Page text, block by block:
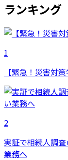
ランキング
1
【緊急！災害対
2
実証で相続人調
業務へ